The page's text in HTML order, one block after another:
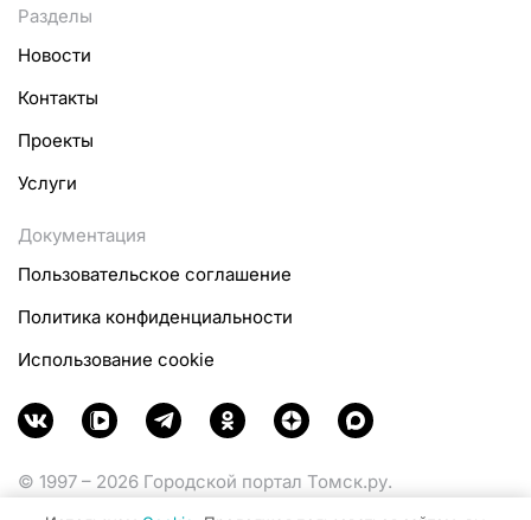
Разделы
Новости
Контакты
Проекты
Услуги
Документация
Пользовательское соглашение
Политика конфиденциальности
Использование cookie
© 1997 – 2026 Городской портал Томск.ру.